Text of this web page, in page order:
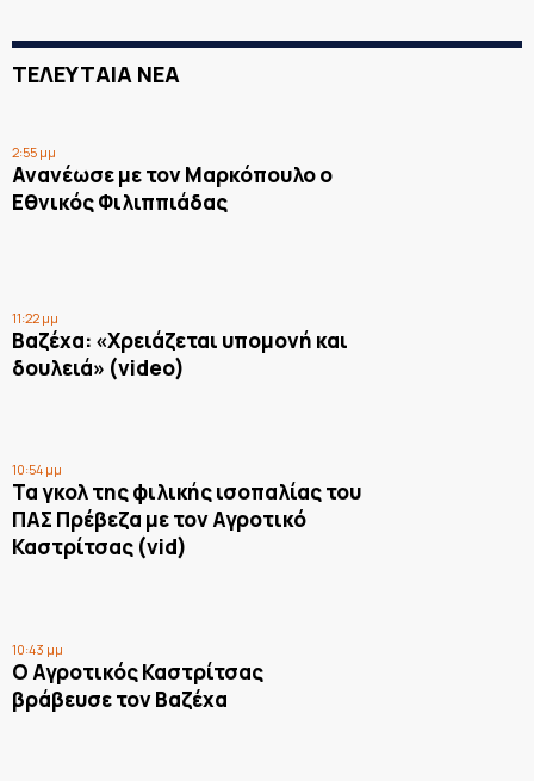
ΤΕΛΕΥΤΑΙΑ ΝΕΑ
2:55 μμ
Ανανέωσε με τον Μαρκόπουλο ο
Εθνικός Φιλιππιάδας
11:22 μμ
Βαζέχα: «Χρειάζεται υπομονή και
δουλειά» (video)
10:54 μμ
Τα γκολ της φιλικής ισοπαλίας του
ΠΑΣ Πρέβεζα με τον Αγροτικό
Καστρίτσας (vid)
10:43 μμ
Ο Αγροτικός Καστρίτσας
βράβευσε τον Βαζέχα